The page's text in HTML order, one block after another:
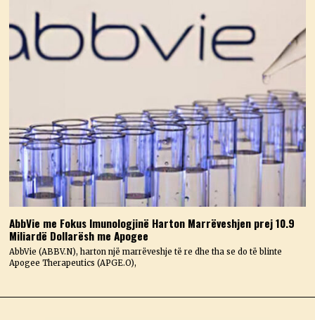
AbbVie me Fokus Imunologjinë Harton Marrëveshjen prej 10.9
Miliardë Dollarësh me Apogee
AbbVie (ABBV.N), harton një marrëveshje të re dhe tha se do të blinte
Apogee Therapeutics (APGE.O),